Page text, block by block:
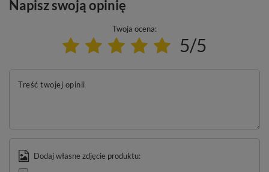
Napisz swoją opinię
Twoja ocena:
5/5
Treść twojej opinii
Dodaj własne zdjęcie produktu: